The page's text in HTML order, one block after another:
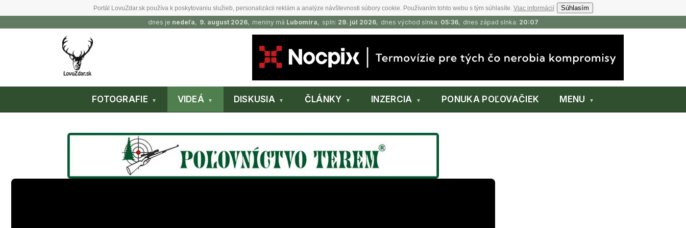
Portál LovuZdar.sk používa k poskytovaniu služieb, personalizácii reklám a analýze návštevnosti súbory cookie. Používaním tohto webu s tým súhlasíte. Viac informácií
Súhlasím
dnes je nedeľa, 9. august 2026, meniny má Lubomíra, spln: 29. júl 2026, dnes východ slnka: 05:36, dnes západ slnka: 20:07
FOTOGRAFIE VIDEÁ DISKUSIA ČLÁNKY INZERCIA PONUKA POĽOVAČIEK MENU